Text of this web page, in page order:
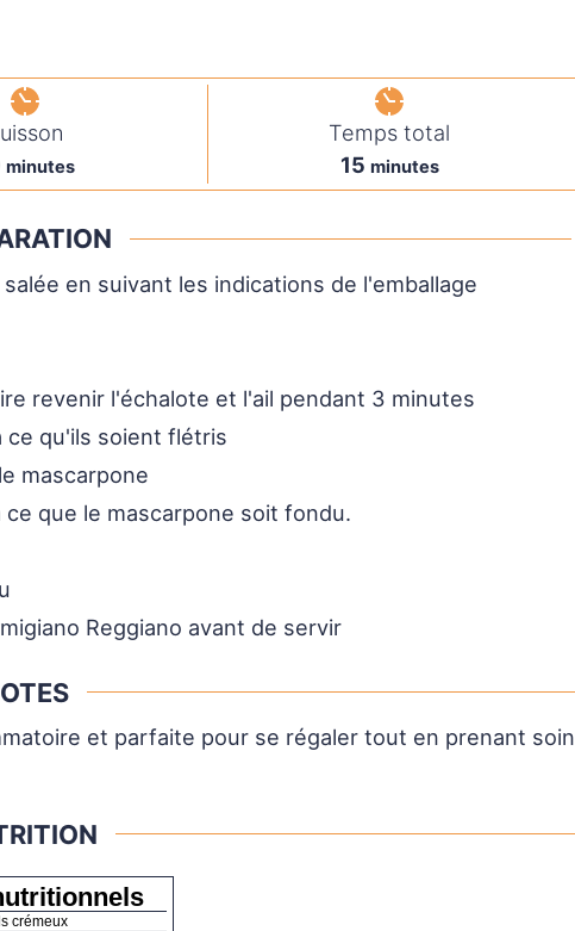
minutes
Temps total
15 minutes
en suivant les indications de l'emballage
revenir l'échalote et l'ail pendant 3 minutes
ce qu'ils soient flétris
mascarpone
ce que le mascarpone soit fondu.
Reggiano avant de servir
et parfaite pour se régaler tout en prenant soin
crémeux